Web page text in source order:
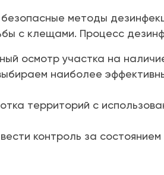
методы
с клещами. Процесс
осмотр участка на
наиболее
территорий с
контроль за